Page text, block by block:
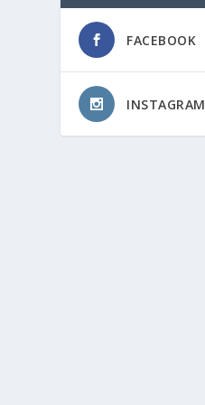
FACEBOOK
INSTAGRAM